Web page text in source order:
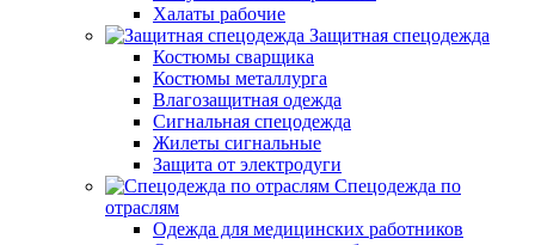
Халаты рабочие
Защитная спецодежда
Костюмы сварщика
Костюмы металлурга
Влагозащитная одежда
Сигнальная спецодежда
Жилеты сигнальные
Защита от электродуги
Спецодежда по
отраслям
Одежда для медицинских работников